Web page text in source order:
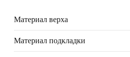
Материал верха
Материал подкладки